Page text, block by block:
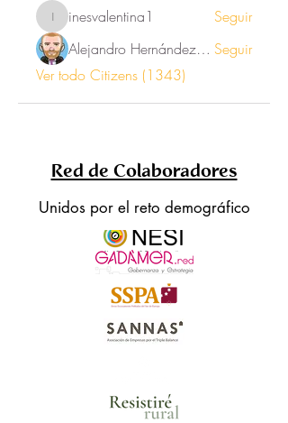
inesvalentina1
inesvalentina1
Seguir
Alejandro Hernández Renner Seguir
Ver todo Citizens (1343)
Red de Colaboradores
Unidos por el reto demográfico